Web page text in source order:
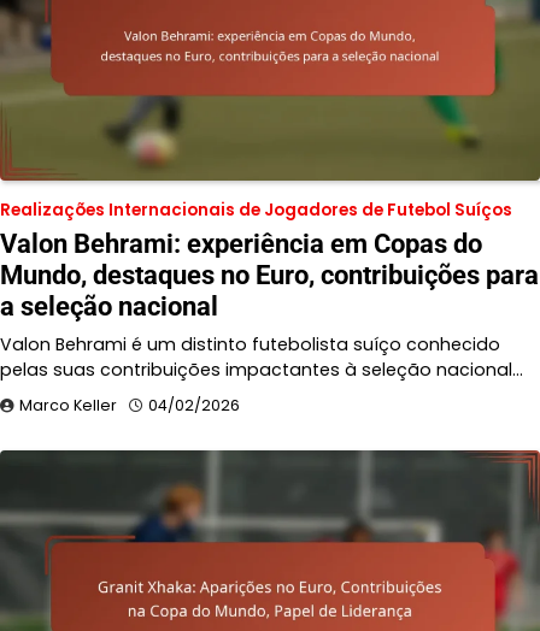
Realizações Internacionais de Jogadores de Futebol Suíços
Valon Behrami: experiência em Copas do
Mundo, destaques no Euro, contribuições para
a seleção nacional
Valon Behrami é um distinto futebolista suíço conhecido
pelas suas contribuições impactantes à seleção nacional…
Marco Keller 04/02/2026